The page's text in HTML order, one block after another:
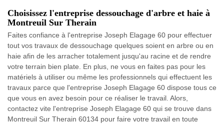
Choisissez l'entreprise dessouchage d'arbre et haie à
Montreuil Sur Therain
Faites confiance à l'entreprise Joseph Elagage 60 pour effectuer
tout vos travaux de dessouchage quelques soient en arbre ou en
haie afin de les arracher totalement jusqu'au racine et de rendre
votre terrain bien plate. En plus, ne vous en faites pas pour les
matériels à utiliser ou même les professionnels qui effectuent les
travaux parce que l'entreprise Joseph Elagage 60 dispose tous ce
que vous en avez besoin pour ce réaliser le travail. Alors,
contactez vite l'entreprise Joseph Elagage 60 qui se trouve dans
Montreuil Sur Therain 60134 pour faire votre travail en toute